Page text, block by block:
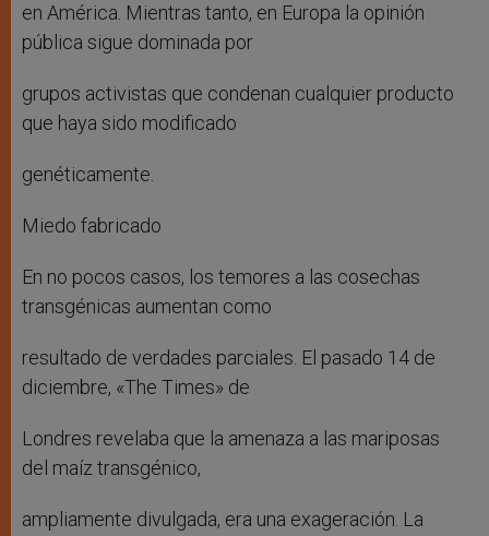
en América. Mientras tanto, en Europa la opinión
pública sigue dominada por
grupos activistas que condenan cualquier producto
que haya sido modificado
genéticamente.
Miedo fabricado
En no pocos casos, los temores a las cosechas
transgénicas aumentan como
resultado de verdades parciales. El pasado 14 de
diciembre, «The Times» de
Londres revelaba que la amenaza a las mariposas
del maíz transgénico,
ampliamente divulgada, era una exageración. La